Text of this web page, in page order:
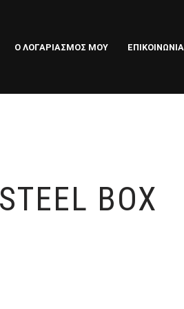
Ο ΛΟΓΑΡΙΑΣΜΌΣ ΜΟΥ ΕΠΙΚΟΙΝΩΝΙΑ
BOX